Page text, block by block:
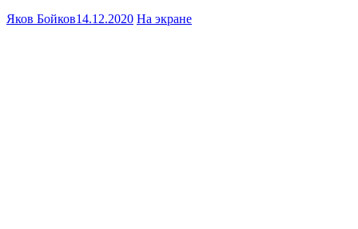
Яков Бойков14.12.2020 На экране